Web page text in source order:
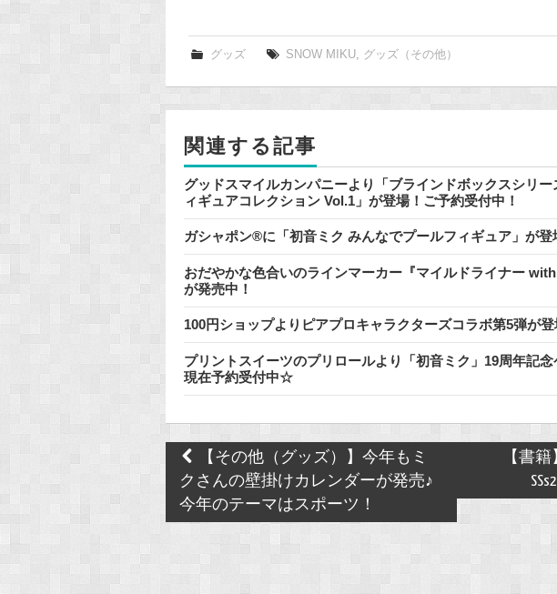
k
グッズ SNOW MIKU グッズ（その他）
関連する記事
グッドスマイルカンパニーより「ブラインドボックスシリ
ィギュアコレクション Vol.1」が登場！ご予約受付中！
ガシャポン®に「初音ミク みんなでプールフィギュア」が登
おだやかな色合いのラインマーカー『マイルドライナー with
が発売中！
100円ショップよりピアプロキャラクターズコラボ第5弾が
プリントスイーツのプリロールより「初音ミク」19周年記念
現在予約受付中☆
Post
navigation
【その他（グッズ）】今年もミ
クさんの壁掛けカレンダーが発売♪
今年のテーマはスポーツ！
【書